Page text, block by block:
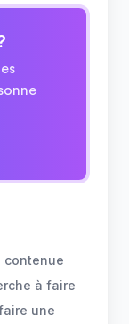
contenue
à faire
une